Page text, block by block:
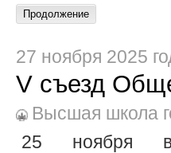
27 ноября 2025
V съезд
Высшая школа
25 ноября в